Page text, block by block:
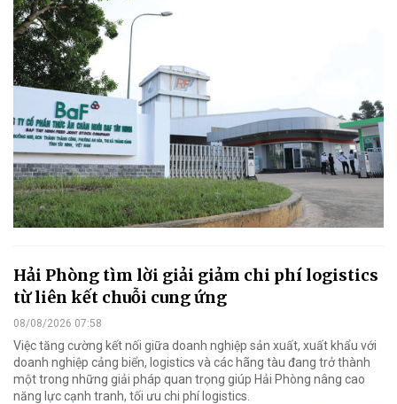
Hải Phòng tìm lời giải giảm chi phí logistics
từ liên kết chuỗi cung ứng
08/08/2026 07:58
Việc tăng cường kết nối giữa doanh nghiệp sản xuất, xuất khẩu với
doanh nghiệp cảng biển, logistics và các hãng tàu đang trở thành
một trong những giải pháp quan trọng giúp Hải Phòng nâng cao
năng lực cạnh tranh, tối ưu chi phí logistics.